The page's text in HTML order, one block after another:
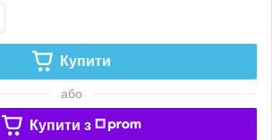
Купити
або
Купити з